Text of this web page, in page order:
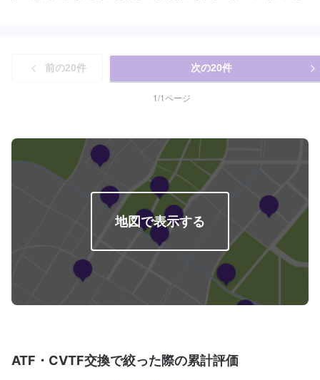
寧にご説明いたします◾リサイクルパ−ツ使用により価格を安くすることも可
能です！【1】オファーにてお問い合わせ【2】お見積り【3】お見積りにご
納得いただければ作業開始【4】仕上がり次第納車【代車について】納得して
いただけるお見積りから、無料代車のご用意まで自社スタッフが責任をもっ
重度の犬アレルギーの方はお気をつけください。また、お客様が来店なさっ
た際に少し吠えることがございます。ご了承いただけますと幸いです。
前の20件 次の20件
1/1ページ
地図で表示する
ATF・CVTF交換で絞った際の累計評価